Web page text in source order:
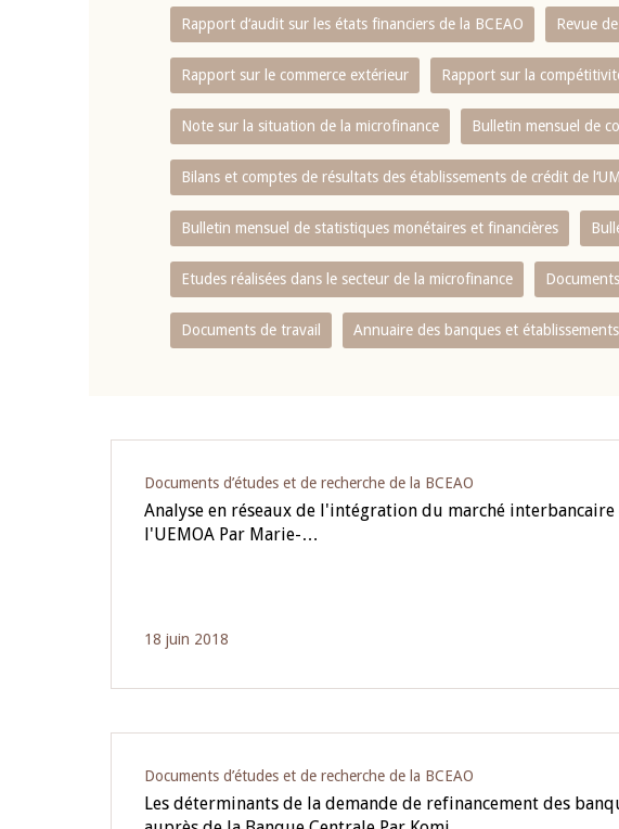
Rapport d‘audit sur les états financiers de la BCEAO Revue
Rapport sur le commerce extérieur Rapport sur la
Note sur la situation de la microfinance Bulletin mensuel de
Bilans et comptes de résultats des établissements de crédit de
Bulletin mensuel de statistiques monétaires et financières
Etudes réalisées dans le secteur de la microfinance
Documents de travail Annuaire des banques et
Documents d’études et de recherche de la BCEAO
Analyse en réseaux de l'intégration du marché interbancaire
l'UEMOA Par Marie-…
18 juin 2018
Documents d’études et de recherche de la BCEAO
Les déterminants de la demande de refinancement des